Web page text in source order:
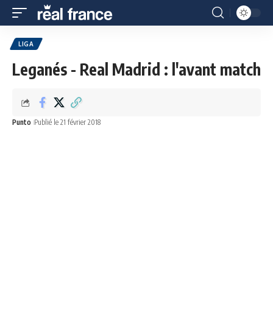
LIGA
Leganés - Real Madrid : l'avant match
Punto Publié le 21 février 2018